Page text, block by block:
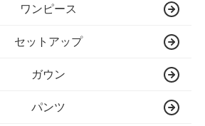
ワンピース
セットアップ
ガウン
パンツ